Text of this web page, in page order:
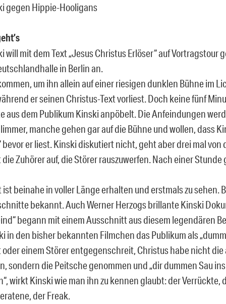
gegen Hippie-Hooligans
will mit dem Text „Jesus Christus Erlöser“ auf Vortragstour
in Berlin an.
um ihn allein auf einer riesigen dunklen Bühne im
er seinen Christus-Text vorliest. Doch keine fünf
aus dem Publikum Kinski anpöbelt. Die Anfeindungen
manche gehen gar auf die Bühne und wollen, dass
bevor er liest. Kinski diskutiert nicht, geht aber drei mal von
Zuhörer auf, die Störer rauszuwerfen. Nach einer
beinahe in voller Länge erhalten und erstmals zu sehen.
bekannt. Auch Werner Herzogs brillante Kinski
begann mit einem Ausschnitt aus diesem legendären
in den bisher bekannten Filmchen das Publikum als
einem Störer entgegenschreit, Christus habe nicht die
sondern die Peitsche genommen und „dir dummen Sau
wirkt Kinski wie man ihn zu kennen glaubt: der Verrückte,
der Freak.